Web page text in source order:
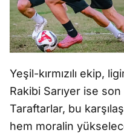
Yeşil-kırmızılı ekip,
Rakibi Sarıyer ise son
Taraftarlar, bu karşılaş
hem moralin y